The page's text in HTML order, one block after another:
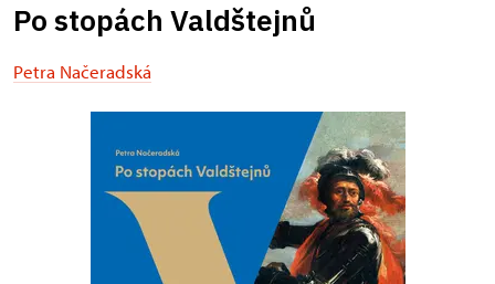
Po stopách Valdštejnů
Petra Načeradská